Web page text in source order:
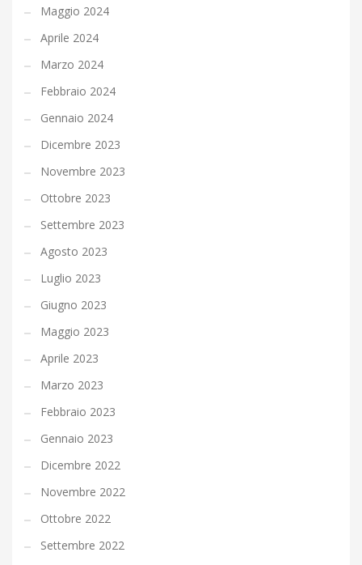
Maggio 2024
Aprile 2024
Marzo 2024
Febbraio 2024
Gennaio 2024
Dicembre 2023
Novembre 2023
Ottobre 2023
Settembre 2023
Agosto 2023
Luglio 2023
Giugno 2023
Maggio 2023
Aprile 2023
Marzo 2023
Febbraio 2023
Gennaio 2023
Dicembre 2022
Novembre 2022
Ottobre 2022
Settembre 2022